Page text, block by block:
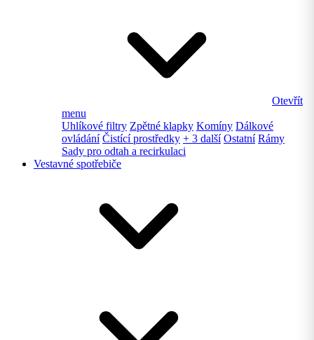
Otevřít
menu
Uhlíkové filtry Zpětné klapky Komíny Dálkové
ovládání Čistící prostředky + 3 další Ostatní Rámy
Sady pro odtah a recirkulaci
Vestavné spotřebiče